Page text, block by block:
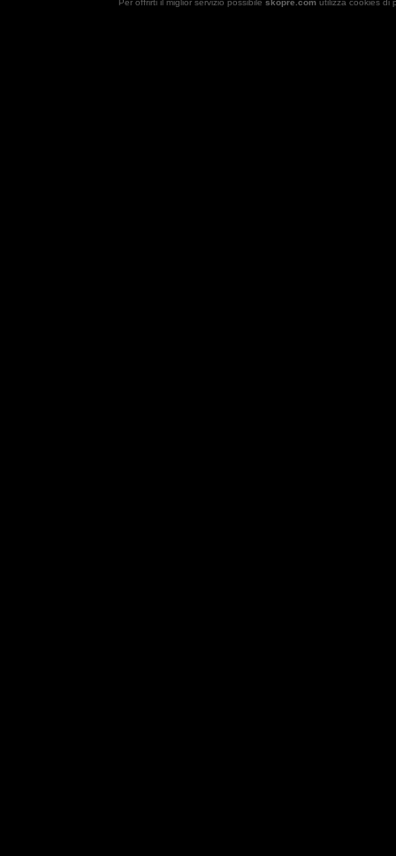
Per offrirti il miglior servizio possibile skopre.com utilizza cookies di